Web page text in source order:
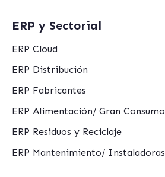
ERP y Sectorial
ERP Cloud
ERP Distribución
ERP Fabricantes
ERP Alimentación/ Gran Consumo
ERP Residuos y Reciclaje
ERP Mantenimiento/ Instaladoras